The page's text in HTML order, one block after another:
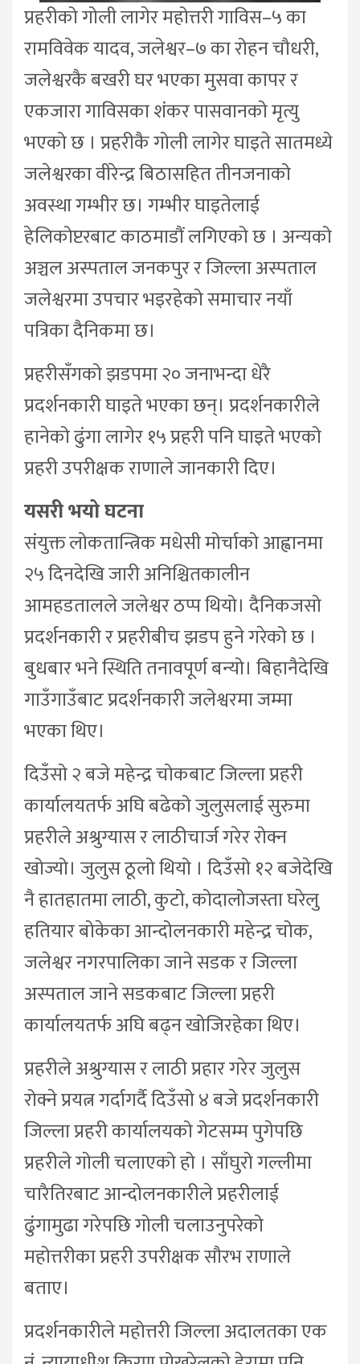
प्रहरीको गोली लागेर महोत्तरी गाविस–५ का
रामविवेक यादव, जलेश्वर–७ का रोहन चौधरी,
जलेश्वरकै बखरी घर भएका मुसवा कापर र
एकजारा गाविसका शंकर पासवानको मृत्यु
भएको छ । प्रहरीकै गोली लागेर घाइते सातमध्ये
जलेश्वरका वीरेन्द्र बिठासहित तीनजनाको
अवस्था गम्भीर छ। गम्भीर घाइतेलाई
हेलिकोप्टरबाट काठमाडौं लगिएको छ । अन्यको
अञ्चल अस्पताल जनकपुर र जिल्ला अस्पताल
जलेश्वरमा उपचार भइरहेको समाचार नयाँ
पत्रिका दैनिकमा छ।
प्रहरीसँगको झडपमा २० जनाभन्दा धेरै
प्रदर्शनकारी घाइते भएका छन्। प्रदर्शनकारीले
हानेको ढुंगा लागेर १५ प्रहरी पनि घाइते भएको
प्रहरी उपरीक्षक राणाले जानकारी दिए।
यसरी भयो घटना
संयुक्त लोकतान्त्रिक मधेसी मोर्चाको आह्वानमा
२५ दिनदेखि जारी अनिश्चितकालीन
आमहडतालले जलेश्वर ठप्प थियो। दैनिकजसो
प्रदर्शनकारी र प्रहरीबीच झडप हुने गरेको छ ।
बुधबार भने स्थिति तनावपूर्ण बन्यो। बिहानैदेखि
गाउँगाउँबाट प्रदर्शनकारी जलेश्वरमा जम्मा
भएका थिए।
दिउँसो २ बजे महेन्द्र चोकबाट जिल्ला प्रहरी
कार्यालयतर्फ अघि बढेको जुलुसलाई सुरुमा
प्रहरीले अश्रुग्यास र लाठीचार्ज गरेर रोक्न
खोज्यो। जुलुस ठूलो थियो । दिउँसो १२ बजेदेखि
नै हातहातमा लाठी, कुटो, कोदालोजस्ता घरेलु
हतियार बोकेका आन्दोलनकारी महेन्द्र चोक,
जलेश्वर नगरपालिका जाने सडक र जिल्ला
अस्पताल जाने सडकबाट जिल्ला प्रहरी
कार्यालयतर्फ अघि बढ्न खोजिरहेका थिए।
प्रहरीले अश्रुग्यास र लाठी प्रहार गरेर जुलुस
रोक्ने प्रयत्न गर्दागर्दै दिउँसो ४ बजे प्रदर्शनकारी
जिल्ला प्रहरी कार्यालयको गेटसम्म पुगेपछि
प्रहरीले गोली चलाएको हो । साँघुरो गल्लीमा
चारैतिरबाट आन्दोलनकारीले प्रहरीलाई
ढुंगामुढा गरेपछि गोली चलाउनुपरेको
महोत्तरीका प्रहरी उपरीक्षक सौरभ राणाले
बताए।
प्रदर्शनकारीले महोत्तरी जिल्ला अदालतका एक